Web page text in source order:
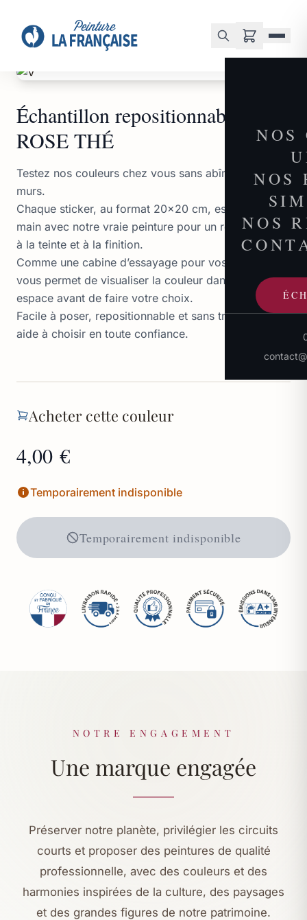
NOS
NOS
NOS
Échantillon repositionnable :
ROSE THÉ
Testez nos couleurs chez vous sans abîmer vos
murs.
Chaque sticker, au format 20×20 cm, est peint à la
main avec notre vraie peinture pour un rendu fidèle
à la teinte et à la finition.
Comme une cabine d’essayage pour vos murs, il
vous permet de visualiser la couleur dans votre
espace avant de faire votre choix.
Facile à poser, repositionnable et sans traces, il vous
aide à choisir en toute confiance.
Acheter cette couleur
4,00 €
Temporairement indisponible
Temporairement indisponible
NOTRE ENGAGEMENT
Une marque engagée
Préserver notre planète, privilégier les circuits
courts et proposer des peintures de qualité
professionnelle, avec des couleurs et des
harmonies inspirées de la culture, des paysages
et des grandes figures de notre patrimoine.